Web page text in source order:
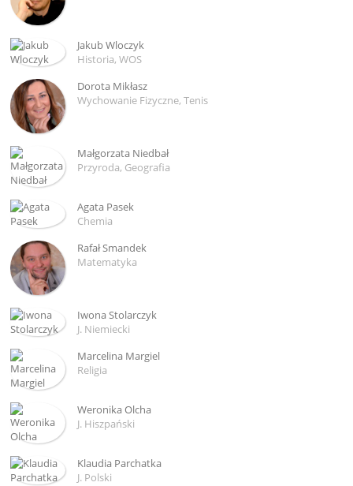
Jakub Wloczyk
Historia, WOS
Dorota Mikłasz
Wychowanie Fizyczne, Tenis
Małgorzata Niedbał
Przyroda, Geografia
Agata Pasek
Chemia
Rafał Smandek
Matematyka
Iwona Stolarczyk
J. Niemiecki
Marcelina Margiel
Religia
Weronika Olcha
J. Hiszpański
Klaudia Parchatka
J. Polski